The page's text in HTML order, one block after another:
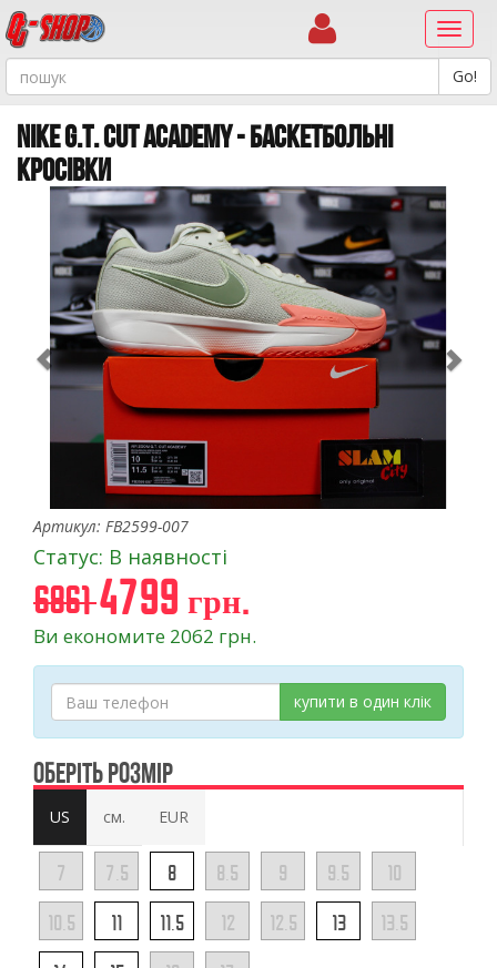
NIKE G.T. CUT ACADEMY - БАСКЕТБОЛЬНІ
КРОСІВКИ
Previous
Артикул: FB2599-007
Статус: В наявності
68614799 грн.
Ви економите 2062 грн.
купити в один клік
ОБЕРІТЬ РОЗМІР
US см. EUR
7 7.5 8 8.5 9 9.5 10
10.5 11 11.5 12 12.5 13 13.5